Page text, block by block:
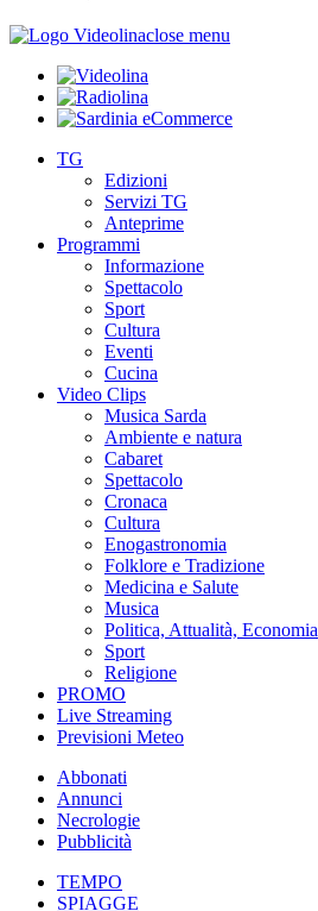
close menu
TG
Edizioni
Servizi TG
Anteprime
Programmi
Informazione
Spettacolo
Sport
Cultura
Eventi
Cucina
Video Clips
Musica Sarda
Ambiente e natura
Cabaret
Spettacolo
Cronaca
Cultura
Enogastronomia
Folklore e Tradizione
Medicina e Salute
Musica
Politica, Attualità, Economia
Sport
Religione
PROMO
Live Streaming
Previsioni Meteo
Abbonati
Annunci
Necrologie
Pubblicità
TEMPO
SPIAGGE